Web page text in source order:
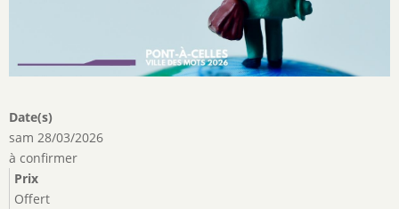
Date(s)
sam 28/03/2026
à confirmer
Prix
Offert